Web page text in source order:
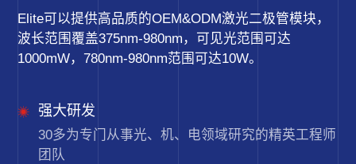
Elite可以提供高品质的OEM&ODM激光二极管模块，
波长范围覆盖375nm-980nm，可见光范围可达
1000mW，780nm-980nm范围可达10W。
强大研发
30多为专门从事光、机、电领域研究的精英工程师
团队